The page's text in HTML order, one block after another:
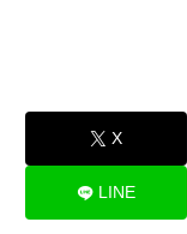
X
LINE